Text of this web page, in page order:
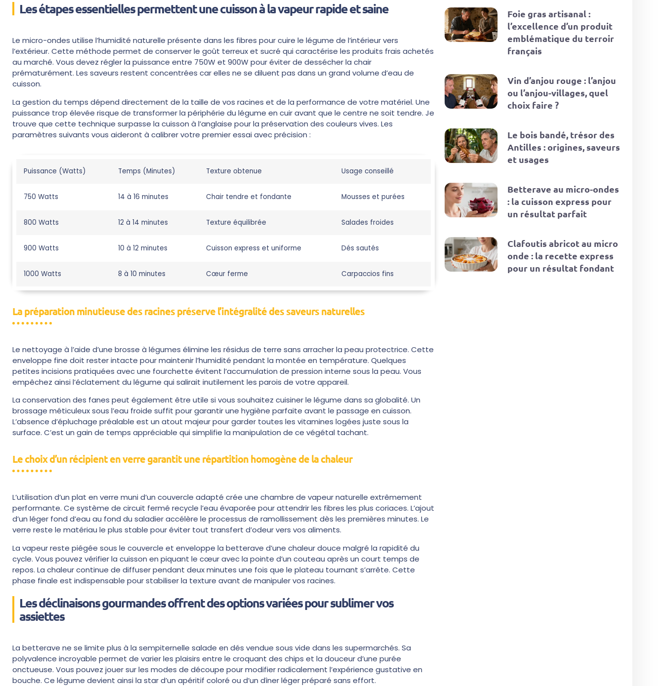
Les étapes essentielles permettent une cuisson à la vapeur rapide et saine
Le micro-ondes utilise l’humidité naturelle présente dans les fibres pour cuire le légume de l’intérieur vers
l’extérieur. Cette méthode permet de conserver le goût terreux et sucré qui caractérise les produits frais achetés
au marché. Vous devez régler la puissance entre 750W et 900W pour éviter de dessécher la chair
prématurément. Les saveurs restent concentrées car elles ne se diluent pas dans un grand volume d’eau de
cuisson.
La gestion du temps dépend directement de la taille de vos racines et de la performance de votre matériel. Une
puissance trop élevée risque de transformer la périphérie du légume en cuir avant que le centre ne soit tendre. Je
trouve que cette technique surpasse la cuisson à l’anglaise pour la préservation des couleurs vives. Les
paramètres suivants vous aideront à calibrer votre premier essai avec précision :
Puissance (Watts) Temps (Minutes) Texture obtenue Usage conseillé
750 Watts 14 à 16 minutes Chair tendre et fondante Mousses et purées
800 Watts 12 à 14 minutes Texture équilibrée Salades froides
900 Watts 10 à 12 minutes Cuisson express et uniforme Dés sautés
1000 Watts 8 à 10 minutes Cœur ferme Carpaccios fins
La préparation minutieuse des racines préserve l’intégralité des saveurs naturelles
Le nettoyage à l’aide d’une brosse à légumes élimine les résidus de terre sans arracher la peau protectrice. Cette
enveloppe fine doit rester intacte pour maintenir l’humidité pendant la montée en température. Quelques
petites incisions pratiquées avec une fourchette évitent l’accumulation de pression interne sous la peau. Vous
empêchez ainsi l’éclatement du légume qui salirait inutilement les parois de votre appareil.
La conservation des fanes peut également être utile si vous souhaitez cuisiner le légume dans sa globalité. Un
brossage méticuleux sous l’eau froide suffit pour garantir une hygiène parfaite avant le passage en cuisson.
L’absence d’épluchage préalable est un atout majeur pour garder toutes les vitamines logées juste sous la
surface. C’est un gain de temps appréciable qui simplifie la manipulation de ce végétal tachant.
Le choix d’un récipient en verre garantit une répartition homogène de la chaleur
L’utilisation d’un plat en verre muni d’un couvercle adapté crée une chambre de vapeur naturelle extrêmement
performante. Ce système de circuit fermé recycle l’eau évaporée pour attendrir les fibres les plus coriaces. L’ajout
d’un léger fond d’eau au fond du saladier accélère le processus de ramollissement dès les premières minutes. Le
verre reste le matériau le plus stable pour éviter tout transfert d’odeur vers vos aliments.
La vapeur reste piégée sous le couvercle et enveloppe la betterave d’une chaleur douce malgré la rapidité du
cycle. Vous pouvez vérifier la cuisson en piquant le cœur avec la pointe d’un couteau après un court temps de
repos. La chaleur continue de diffuser pendant deux minutes une fois que le plateau tournant s’arrête. Cette
phase finale est indispensable pour stabiliser la texture avant de manipuler vos racines.
Les déclinaisons gourmandes offrent des options variées pour sublimer vos
assiettes
La betterave ne se limite plus à la sempiternelle salade en dés vendue sous vide dans les supermarchés. Sa
polyvalence incroyable permet de varier les plaisirs entre le croquant des chips et la douceur d’une purée
onctueuse. Vous pouvez jouer sur les modes de découpe pour modifier radicalement l’expérience gustative en
bouche. Ce légume devient ainsi la star d’un apéritif coloré ou d’un dîner léger préparé sans effort.
Foie gras artisanal :
l’excellence d’un produit
emblématique du terroir
français
Vin d’anjou rouge : l’anjou
ou l’anjou-villages, quel
choix faire ?
Le bois bandé, trésor des
Antilles : origines, saveurs
et usages
Betterave au micro-ondes
: la cuisson express pour
un résultat parfait
Clafoutis abricot au micro
onde : la recette express
pour un résultat fondant